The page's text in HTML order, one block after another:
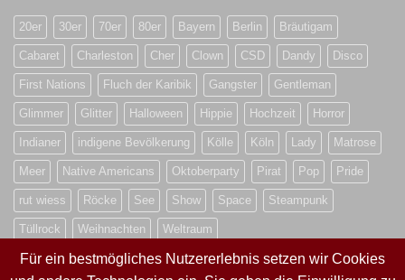
20er 30er 70er 80er Bayern Berlin Bräutigam
Cabaret Charleston Cher Clown CSD Dandy Disco
First Nations Fluch der Karibik Gangster Gentleman
Glimmer Glitter Halloween Hippie Hochzeit Horror
Indianer indigene Bevölkerung Kölle Köln Lady Matrose
Meer Native Americans Oktoberparty Pirat Pop Pride
rut wiess Röcke See Show Space Steampunk
Tüllrock Weihnachten Weltraum
Für ein bestmögliches Nutzererlebnis setzen wir Cookies